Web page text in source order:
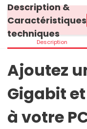
Description &
Caractéristiques
techniques
Description
Ajoutez
Gigabit et
à votre